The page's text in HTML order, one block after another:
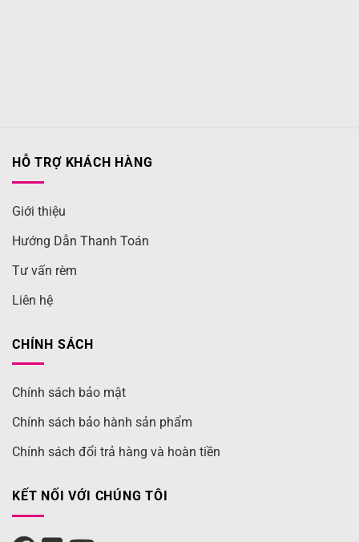
HỖ TRỢ KHÁCH HÀNG
Giới thiệu
Hướng Dẫn Thanh Toán
Tư vấn rèm
Liên hệ
CHÍNH SÁCH
Chính sách bảo mật
Chính sách bảo hành sản phẩm
Chính sách đổi trả hàng và hoàn tiền
KẾT NỐI VỚI CHÚNG TÔI